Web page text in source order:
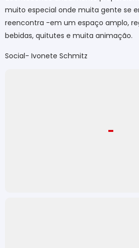
muito especial onde muita gente se
reencontra -em um espaço amplo,
bebidas, quitutes e muita animação.
Social- Ivonete Schmitz